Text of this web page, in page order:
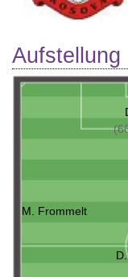
Aufstellung
M. Frommelt